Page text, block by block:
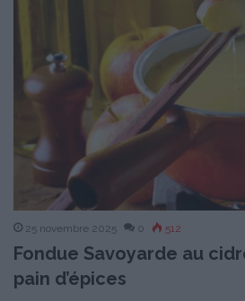
25 novembre 2025 0 512
Fondue Savoyarde au
pain d’épices